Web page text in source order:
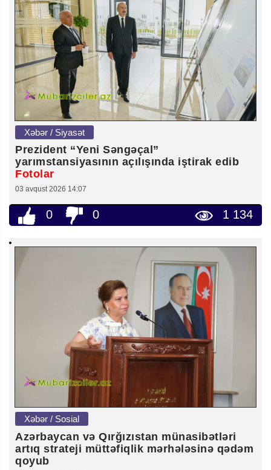
Xəbər / Siyasət
Prezident “Yeni Səngəçal”
yarımstansiyasının açılışında iştirak edib
Fotolar
03 avqust 2026 14:07
0 0 1 134
Xəbər / Sosial
Azərbaycan və Qırğızıstan münasibətləri
artıq strateji müttəfiqlik mərhələsinə qədəm
qoyub